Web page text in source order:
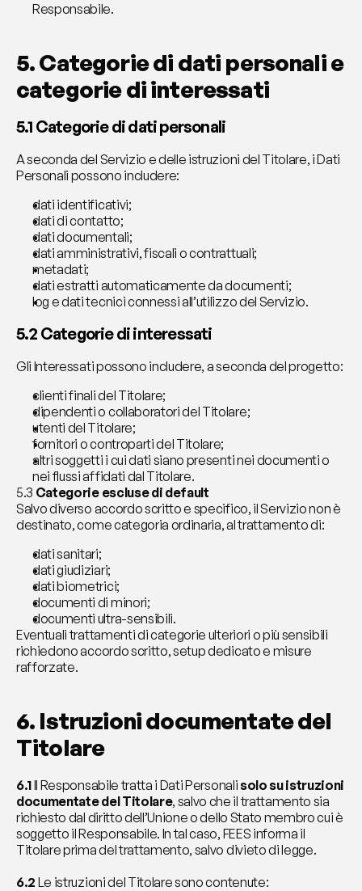
Responsabile.
5. Categorie di dati personali e
categorie di interessati
5.1 Categorie di dati personali
A seconda del Servizio e delle istruzioni del Titolare, i Dati
Personali possono includere:
dati identificativi;
dati di contatto;
dati documentali;
dati amministrativi, fiscali o contrattuali;
metadati;
dati estratti automaticamente da documenti;
log e dati tecnici connessi all’utilizzo del Servizio.
5.2 Categorie di interessati
Gli Interessati possono includere, a seconda del progetto:
clienti finali del Titolare;
dipendenti o collaboratori del Titolare;
utenti del Titolare;
fornitori o controparti del Titolare;
altri soggetti i cui dati siano presenti nei documenti o
nei flussi affidati dal Titolare.
5.3 Categorie escluse di default
Salvo diverso accordo scritto e specifico, il Servizio non è
destinato, come categoria ordinaria, al trattamento di:
dati sanitari;
dati giudiziari;
dati biometrici;
documenti di minori;
documenti ultra-sensibili.
Eventuali trattamenti di categorie ulteriori o più sensibili
richiedono accordo scritto, setup dedicato e misure
rafforzate.
6. Istruzioni documentate del
Titolare
6.1 Il Responsabile tratta i Dati Personali solo su istruzioni
documentate del Titolare, salvo che il trattamento sia
richiesto dal diritto dell’Unione o dello Stato membro cui è
soggetto il Responsabile. In tal caso, FEES informa il
Titolare prima del trattamento, salvo divieto di legge.
6.2 Le istruzioni del Titolare sono contenute: